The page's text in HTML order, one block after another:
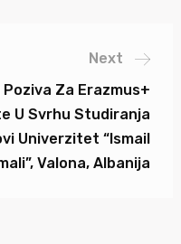
Next
Za Erazmus+
U Svrhu Studiranja
Univerzitet “Ismail
Valona, Albanija